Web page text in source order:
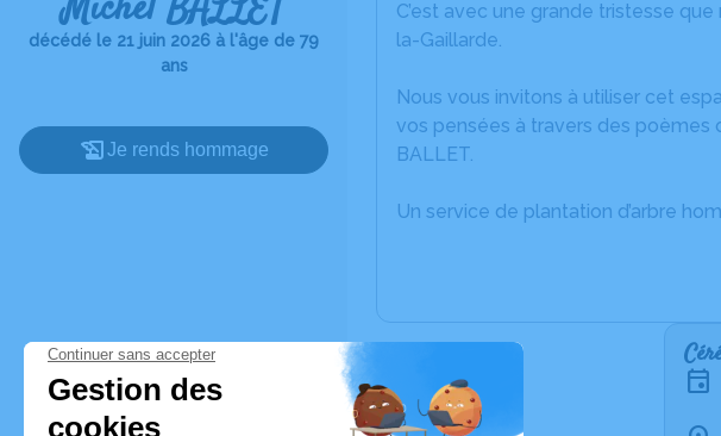
décédé le 21 juin 2026 à l'âge de 79
ans
Je rends hommage
C’est avec une grande tristesse
la-Gaillarde.
Nous vous invitons à utiliser cet
vos pensées à travers des poèmes
BALLET.
Un service de plantation d’arbre